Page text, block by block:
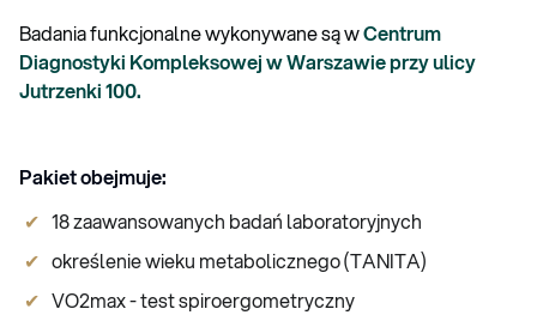
Badania funkcjonalne wykonywane są wCentrum
Diagnostyki Kompleksowej w Warszawie przy ulicy
Jutrzenki 100.
Pakiet obejmuje:
18 zaawansowanych badań laboratoryjnych
określenie wieku metabolicznego (TANITA)
VO2max - test spiroergometryczny